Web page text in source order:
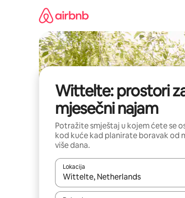
Wittelte: prostori
mjesečni najam
Potražite smještaj u kojem ćete se
kod kuće kad planirate boravak od
više dana.
Lokacija
Kada budu dostupni rezultati, moći